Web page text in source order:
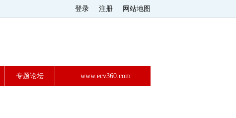
登录 注册 网站地图
专题论坛 www.ecv360.com